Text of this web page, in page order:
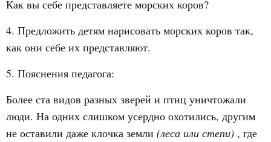
Как вы себе представляете морских коров?
4. Предложить детям нарисовать морских коров так,
как они себе их представляют.
5. Пояснения педагога:
Более ста видов разных зверей и птиц уничтожали
люди. На одних слишком усердно охотились, другим
не оставили даже клочка земли (леса или степи) , где